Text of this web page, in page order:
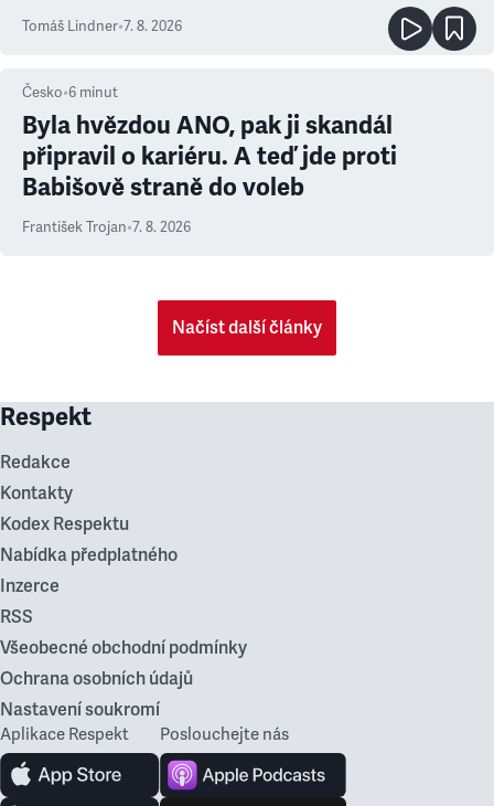
prioritu
Tomáš Lindner•7. 8. 2026
Česko•6 minut
Byla hvězdou ANO, pak ji skandál
připravil o kariéru. A teď jde proti
Babišově straně do voleb
František Trojan•7. 8. 2026
Načíst další články
Respekt
Redakce
Kontakty
Kodex Respektu
Nabídka předplatného
Inzerce
RSS
Všeobecné obchodní podmínky
Ochrana osobních údajů
Nastavení soukromí
Aplikace Respekt Poslouchejte nás